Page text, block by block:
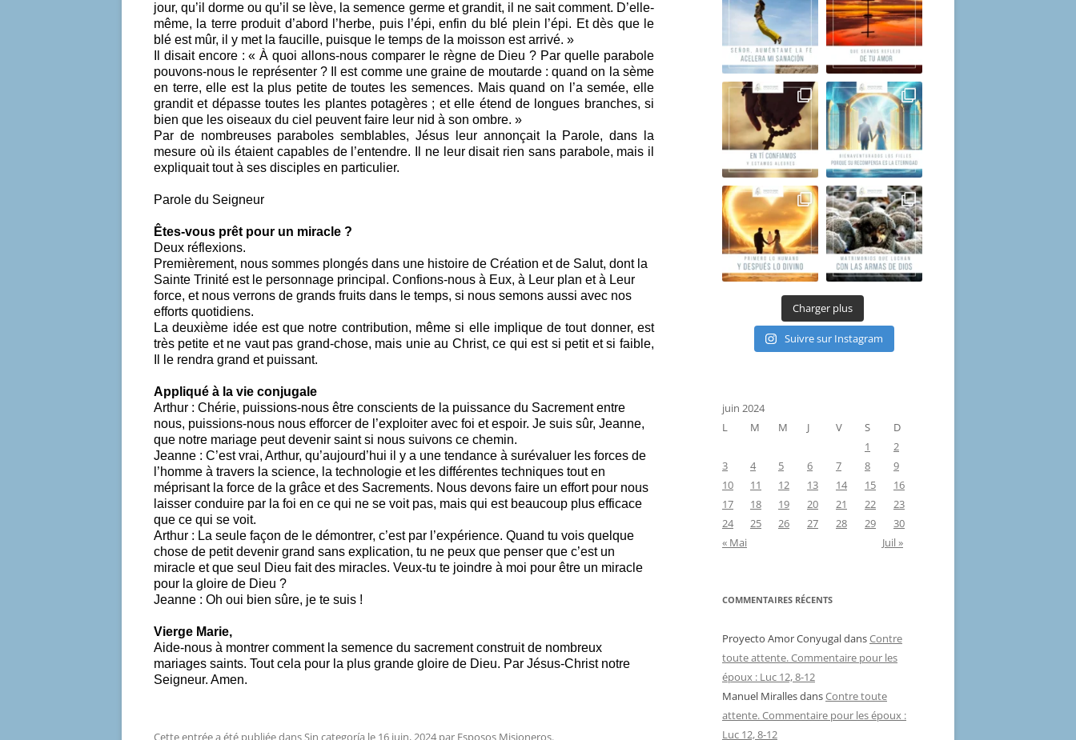
jour, qu’il dorme ou qu’il se lève, la semence germe et grandit, il ne sait comment. D’elle-
même, la terre produit d’abord l’herbe, puis l’épi, enfin du blé plein l’épi. Et dès que le
blé est mûr, il y met la faucille, puisque le temps de la moisson est arrivé. »
Il disait encore : « À quoi allons-nous comparer le règne de Dieu ? Par quelle parabole
pouvons-nous le représenter ? Il est comme une graine de moutarde : quand on la sème
en terre, elle est la plus petite de toutes les semences. Mais quand on l’a semée, elle
grandit et dépasse toutes les plantes potagères ; et elle étend de longues branches, si
bien que les oiseaux du ciel peuvent faire leur nid à son ombre. »
Par de nombreuses paraboles semblables, Jésus leur annonçait la Parole, dans la
mesure où ils étaient capables de l’entendre. Il ne leur disait rien sans parabole, mais il
expliquait tout à ses disciples en particulier.
Parole du Seigneur
Êtes-vous prêt pour un miracle ?
Deux réflexions.
Premièrement, nous sommes plongés dans une histoire de Création et de Salut, dont la
Sainte Trinité est le personnage principal. Confions-nous à Eux, à Leur plan et à Leur
force, et nous verrons de grands fruits dans le temps, si nous semons aussi avec nos
efforts quotidiens.
La deuxième idée est que notre contribution, même si elle implique de tout donner, est
très petite et ne vaut pas grand-chose, mais unie au Christ, ce qui est si petit et si faible,
Il le rendra grand et puissant.
Appliqué à la vie conjugale
Arthur : Chérie, puissions-nous être conscients de la puissance du Sacrement entre
nous, puissions-nous nous efforcer de l’exploiter avec foi et espoir. Je suis sûr, Jeanne,
que notre mariage peut devenir saint si nous suivons ce chemin.
Jeanne : C’est vrai, Arthur, qu’aujourd’hui il y a une tendance à surévaluer les forces de
l’homme à travers la science, la technologie et les différentes techniques tout en
méprisant la force de la grâce et des Sacrements. Nous devons faire un effort pour nous
laisser conduire par la foi en ce qui ne se voit pas, mais qui est beaucoup plus efficace
que ce qui se voit.
Arthur : La seule façon de le démontrer, c’est par l’expérience. Quand tu vois quelque
chose de petit devenir grand sans explication, tu ne peux que penser que c’est un
miracle et que seul Dieu fait des miracles. Veux-tu te joindre à moi pour être un miracle
pour la gloire de Dieu ?
Jeanne : Oh oui bien sûre, je te suis !
Vierge Marie,
Aide-nous à montrer comment la semence du sacrement construit de nombreux
mariages saints. Tout cela pour la plus grande gloire de Dieu. Par Jésus-Christ notre
Seigneur. Amen.
Cette entrée a été publiée dans Sin categoría le 16 juin, 2024 par Esposos Misioneros.
Charger plus
Suivre sur Instagram
juin 2024
L
M M J V S
D
1
2
3
4 5 6 7 8
9
10
11 12 13 14 15
16
17
18 19 20 21 22
23
24
25 26 27 28 29
30
« Mai
Juil »
COMMENTAIRES RÉCENTS
Proyecto Amor ConyugaldansContre
toute attente. Commentaire pour les
époux : Luc 12, 8-12
Manuel MirallesdansContre toute
attente. Commentaire pour les époux :
Luc 12, 8-12